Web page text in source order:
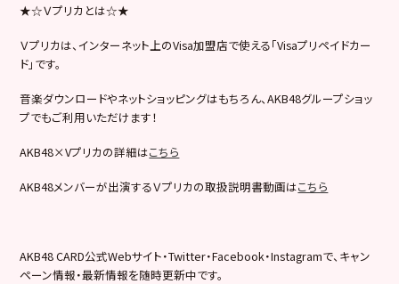
★☆Ｖプリカとは☆★
Ｖプリカは、インターネット上のVisa加盟店で使える「Visaプリペイドカー
ド」です。
音楽ダウンロードやネットショッピングはもちろん、AKB48グループショッ
プでもご利用いただけます！
AKB48×Vプリカの詳細はこちら
AKB48メンバーが出演するＶプリカの取扱説明書動画はこちら
AKB48 CARD公式Webサイト・Twitter・Facebook・Instagramで、キャン
ペーン情報・最新情報を随時更新中です。